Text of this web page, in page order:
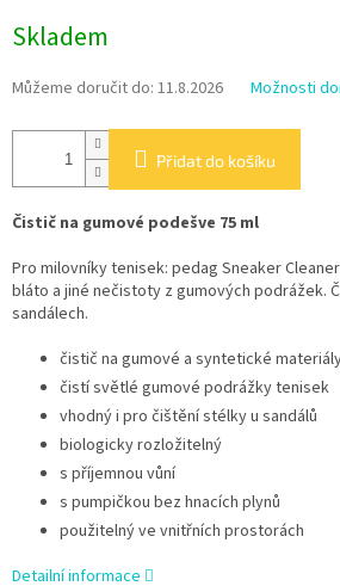
cena:
Skladem
Můžeme doručit do: 11.8.2026 Možnosti
Přidat do košíku
Čistič na gumové podešve 75 ml
Pro milovníky tenisek: pedag Sneaker
bláto a jiné nečistoty z gumových podrážek.
sandálech.
čistič na gumové a syntetické
čistí světlé gumové podrážky tenisek
vhodný i pro čištění stélky u sandálů
biologicky rozložitelný
s příjemnou vůní
s pumpičkou bez hnacích plynů
použitelný ve vnitřních prostorách
Detailní informace